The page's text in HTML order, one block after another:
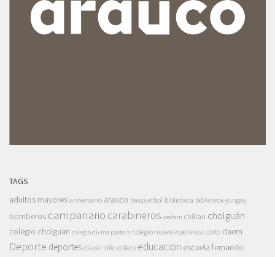
TAGS
adultos mayores aniversario arauco basquetbol biblioteca biblioteca yungay
bomberos campanario carabineros cesfam chillan cholguán
colegio cholguan colegio divina pastora colegio nueva esperanza corfo daem
Deporte deportes dia del niño dideco educacion escuela fernando